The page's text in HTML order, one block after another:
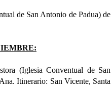
de San Antonio de Padua) de
(Iglesia Conventual de San
Itinerario: San Vicente, Santa